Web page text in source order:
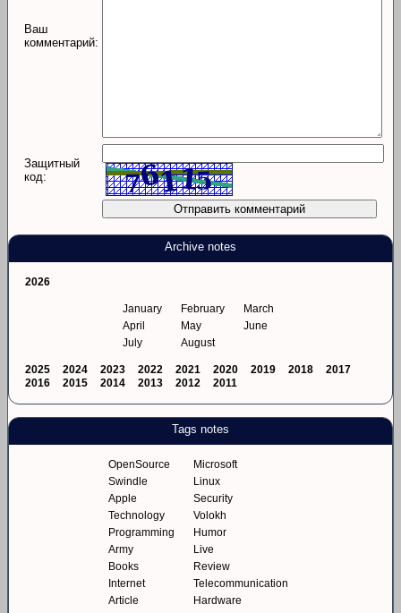
Ваш
комментарий:
Защитный
код:
Archive notes
2026
January February
March
April
May
June
July
August
2025 2024 2023 2022 2021 2020 2019 2018
2017
2016
2015 2014 2013 2012 2011
Tags notes
OpenSource
Microsoft
Swindle
Linux
Apple
Security
Technology
Volokh
Programming
Humor
Army
Live
Books
Review
Internet
Telecommunication
Article
Hardware